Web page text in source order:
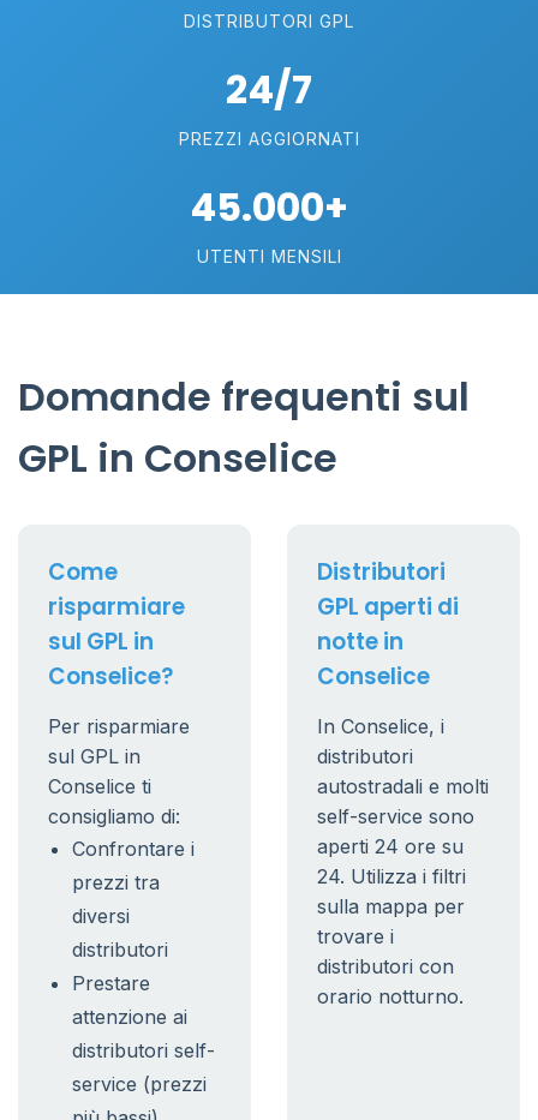
DISTRIBUTORI GPL
24/7
PREZZI AGGIORNATI
45.000+
UTENTI MENSILI
Domande frequenti sul
GPL in Conselice
Come
risparmiare
sul GPL in
Conselice?
Per risparmiare
sul GPL in
Conselice ti
consigliamo di:
Confrontare i
prezzi tra
diversi
distributori
Prestare
attenzione ai
distributori self-
service (prezzi
Distributori
GPL aperti di
notte in
Conselice
In Conselice, i
distributori
autostradali e molti
self-service sono
aperti 24 ore su
24. Utilizza i filtri
sulla mappa per
trovare i
distributori con
orario notturno.